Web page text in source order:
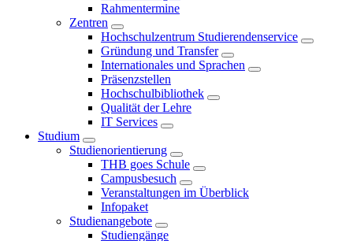
Rahmentermine
Zentren
Hochschulzentrum Studierendenservice
Gründung und Transfer
Internationales und Sprachen
Präsenzstellen
Hochschulbibliothek
Qualität der Lehre
IT Services
Studium
Studienorientierung
THB goes Schule
Campusbesuch
Veranstaltungen im Überblick
Infopaket
Studienangebote
Studiengänge